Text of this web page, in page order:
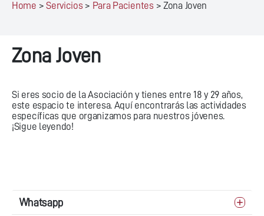
Home >Servicios > Para Pacientes > Zona Joven
Zona Joven
Si eres socio de la Asociación y tienes entre 18 y 29 años,
este espacio te interesa. Aquí encontrarás las actividades
específicas que organizamos para nuestros jóvenes.
¡Sigue leyendo!
Whatsapp